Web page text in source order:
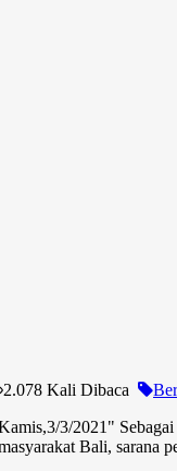
2.078 Kali Dibaca
3/2021"
Bali, sarana